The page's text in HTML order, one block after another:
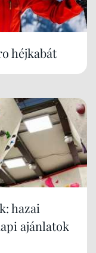
héjkabát
hazai
ajánlatok